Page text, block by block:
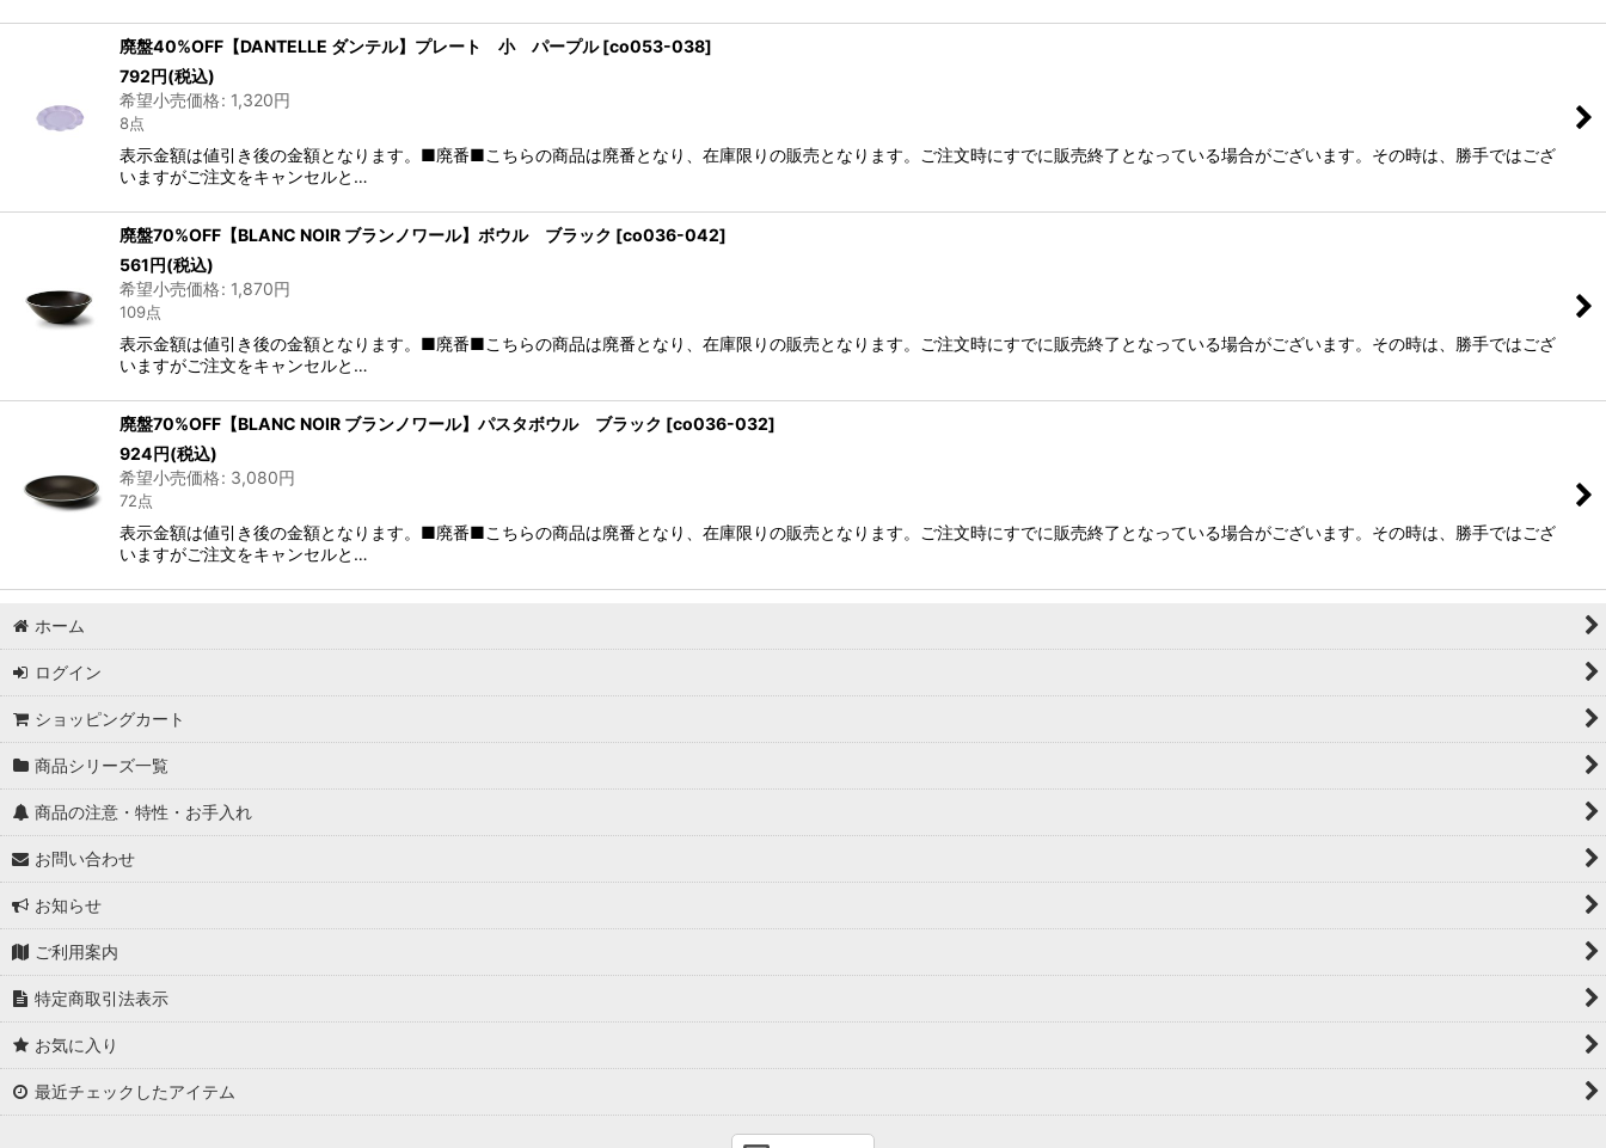
廃盤40%OFF【DANTELLE ダンテル】プレート 小 パープル [co053-038]
792円(税込)
希望小売価格: 1,320円
8点
表示金額は値引き後の金額となります。■廃番■こちらの商品は廃番となり、在庫限りの販売となります。ご注文時にすでに販売終了となっている場合がございます。その時は、勝手ではござ
いますがご注文をキャンセルと…
廃盤70%OFF【BLANC NOIR ブランノワール】ボウル ブラック [co036-042]
561円(税込)
希望小売価格: 1,870円
109点
表示金額は値引き後の金額となります。■廃番■こちらの商品は廃番となり、在庫限りの販売となります。ご注文時にすでに販売終了となっている場合がございます。その時は、勝手ではござ
いますがご注文をキャンセルと…
廃盤70%OFF【BLANC NOIR ブランノワール】パスタボウル ブラック [co036-032]
924円(税込)
希望小売価格: 3,080円
72点
表示金額は値引き後の金額となります。■廃番■こちらの商品は廃番となり、在庫限りの販売となります。ご注文時にすでに販売終了となっている場合がございます。その時は、勝手ではござ
いますがご注文をキャンセルと…
ホーム
ログイン
ショッピングカート
商品シリーズ一覧
商品の注意・特性・お手入れ
お問い合わせ
お知らせ
ご利用案内
特定商取引法表示
お気に入り
最近チェックしたアイテム